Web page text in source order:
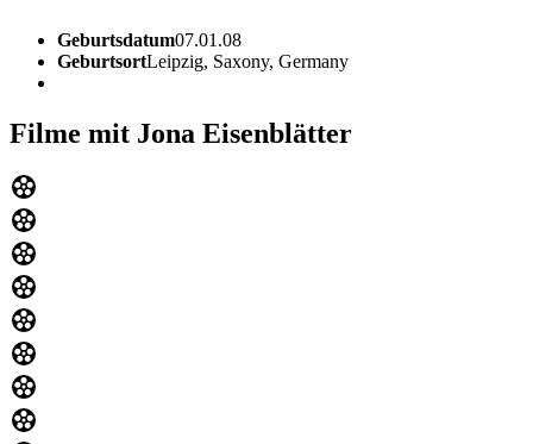
Geburtsdatum07.01.08
GeburtsortLeipzig, Saxony, Germany
Filme mit Jona Eisenblätter